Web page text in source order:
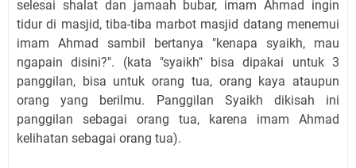
selesai shalat dan jamaah bubar, imam Ahmad ingin
tidur di masjid, tiba-tiba marbot masjid datang menemui
imam Ahmad sambil bertanya "kenapa syaikh, mau
ngapain disini?". (kata "syaikh" bisa dipakai untuk 3
panggilan, bisa untuk orang tua, orang kaya ataupun
orang yang berilmu. Panggilan Syaikh dikisah ini
panggilan sebagai orang tua, karena imam Ahmad
kelihatan sebagai orang tua).